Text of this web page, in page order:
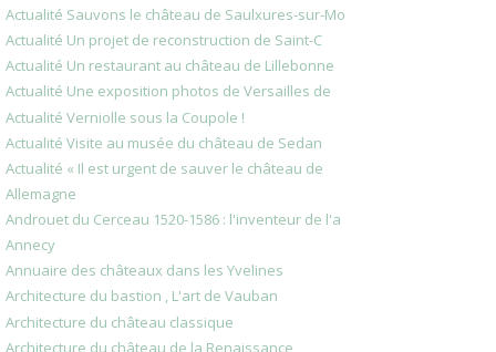
Actualité Sauvons le château de Saulxures-sur-Mo
Actualité Un projet de reconstruction de Saint-C
Actualité Un restaurant au château de Lillebonne
Actualité Une exposition photos de Versailles de
Actualité Verniolle sous la Coupole !
Actualité Visite au musée du château de Sedan
Actualité « Il est urgent de sauver le château de
Allemagne
Androuet du Cerceau 1520-1586 : l'inventeur de l'a
Annecy
Annuaire des châteaux dans les Yvelines
Architecture du bastion , L'art de Vauban
Architecture du château classique
Architecture du château de la Renaissance